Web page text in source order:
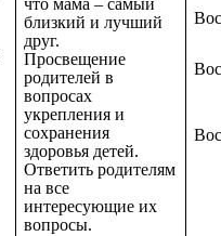
что мама – самый
близкий и лучший
друг.
Просвещение
родителей в
вопросах
укрепления и
сохранения
здоровья детей.
Ответить родителям
на все
интересующие их
вопросы.